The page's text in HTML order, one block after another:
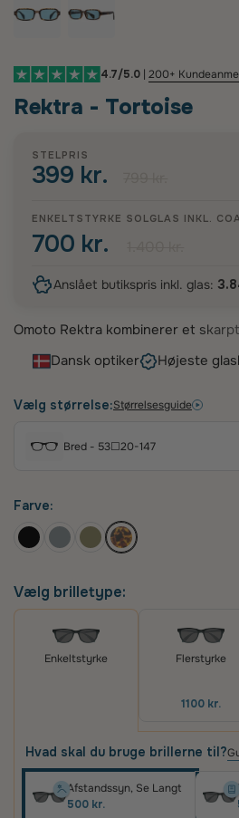
4.7/5.0 | 200+
Rektra - Tortoise
STELPRIS
399 kr.
ENKELTSTYRKE SOLGLAS INKL.
700 kr.
Anslået butikspris inkl. glas:
Omoto Rektra kombinerer et
og polariserede glas til klare dage.
farver gør modellen nem at matche
Dansk optiker Højeste
Vælg størrelse:Størrelsesguide
Bred - 53☐20-147
Farve:
Vælg brilletype:
Enkeltstyrke Flerstyrke
1100 kr.
Hvad skal du bruge brillerne til?
Afstandssyn, Se Langt
500 kr.